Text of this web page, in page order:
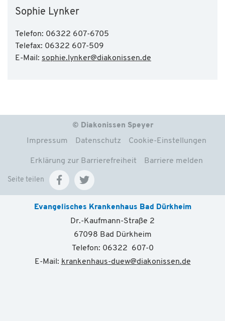
Sophie Lynker
Telefon: 06322 607-6705
Telefax: 06322 607-509
E-Mail: sophie.lynker@diakonissen.de
© Diakonissen Speyer
Impressum Datenschutz Cookie-Einstellungen
Erklärung zur Barrierefreiheit Barriere melden
Seite teilen
Evangelisches Krankenhaus Bad Dürkheim
Dr.-Kaufmann-Straße 2
67098 Bad Dürkheim
Telefon: 06322 607-0
E-Mail: krankenhaus-duew@diakonissen.de